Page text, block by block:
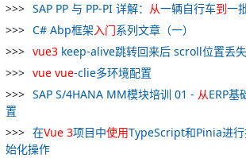
SAP PP 与 PP-PI 详解： 从一辆自行车到一
C# Abp框架入门系列文章（一）
vue3 keep-alive跳转回来后 scroll位置丢失
vue vue-clie多环境配置
SAP S/4HANA MM模块培训 01 - 从ERP基
置
在Vue 3项目中使用TypeScript和Pinia进
始化操作